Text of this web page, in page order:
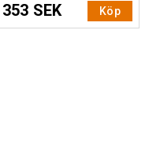
353 SEK Köp